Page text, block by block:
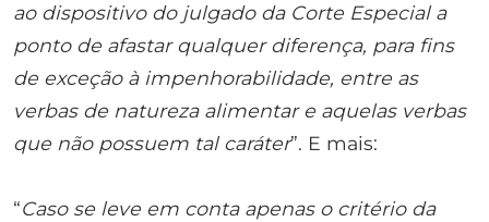
ao dispositivo do julgado da Corte Especial a
ponto de afastar qualquer diferença, para fins
de exceção à impenhorabilidade, entre as
verbas de natureza alimentar e aquelas verbas
que não possuem tal caráter”. E mais:
“Caso se leve em conta apenas o critério da